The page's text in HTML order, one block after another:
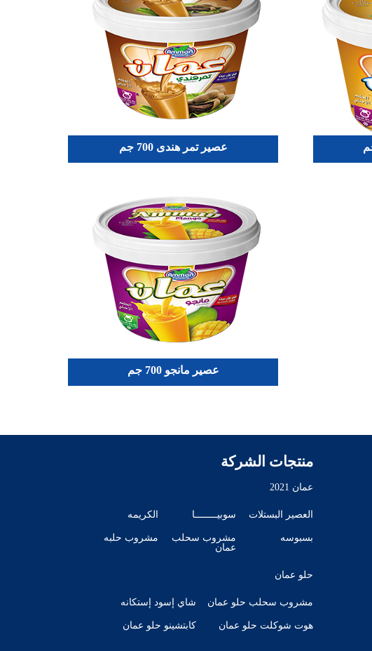
عصير تمر هندى 700 جم
عصير مانجو 700 جم
منتجات الشركة
عمان 2021
العصير البستلات سوبيــــــــا الكريمه
بسبوسه
مشروب سحلب
عمان
مشروب حلبه
حلو عمان
مشروب سحلب حلو عمان شاي إسود إستكانه
هوت شوكلت حلو عمان كابتشينو حلو عمان